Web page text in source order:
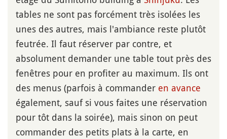
tables ne sont pas forcément très isolées les
unes des autres, mais l'ambiance reste plutôt
feutrée. Il faut réserver par contre, et
absolument demander une table tout près des
fenêtres pour en profiter au maximum. Ils ont
des menus (parfois à commander en avance
également, sauf si vous faites une réservation
pour tôt dans la soirée), mais sinon on peut
commander des petits plats à la carte, en